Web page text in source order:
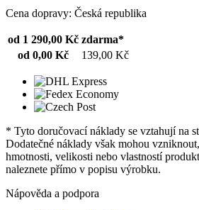
Cena dopravy: Česká republika
od 1 290,00 Kč zdarma*
od 0,00 Kč
139,00 Kč
* Tyto doručovací náklady se vztahují na
Dodatečné náklady však mohou
hmotnosti, velikosti nebo vlastností
naleznete přímo v popisu výrobku.
Nápověda a podpora